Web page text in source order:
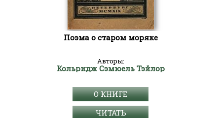
Поэма о старом моряке
Авторы:
Кольридж Сэмюель Тэйлор
О КНИГЕ
ЧИТАТЬ